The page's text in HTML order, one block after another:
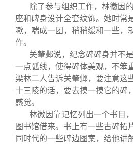
除了参与组织工作，林徽因
座和碑身设计全套纹饰。她时常
嗽，喘成一团，稍稍缓和一些，
作。
关肇邺说，纪念碑碑身并不
一点弧线，使得碑体美观，不笨
梁林二人告诉关肇邺，要注意这
十三陵的话，要去摸一摸它的碑
感觉。
林徽因靠记忆列出一个书目
图书馆借来。书上有一些古碑拓
同时代的一些碑边图案，给他讲